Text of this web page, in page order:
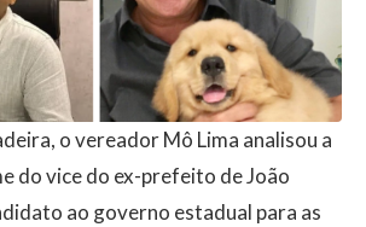
o vereador Mô Lima analisou a
do vice do ex-prefeito de João
ao governo estadual para as